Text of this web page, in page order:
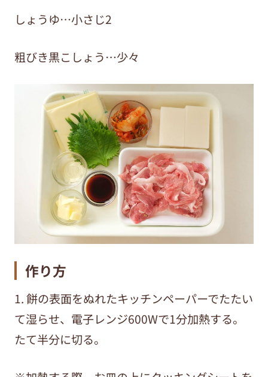
しょうゆ…小さじ2
粗びき黒こしょう…少々
作り方
1. 餅の表面をぬれたキッチンペーパーでたたい
て湿らせ、電子レンジ600Wで1分加熱する。
たて半分に切る。